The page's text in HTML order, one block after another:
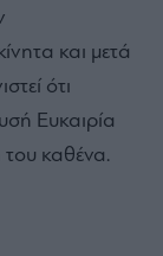
και μετά
ότι
Ευκαιρία
του καθένα.